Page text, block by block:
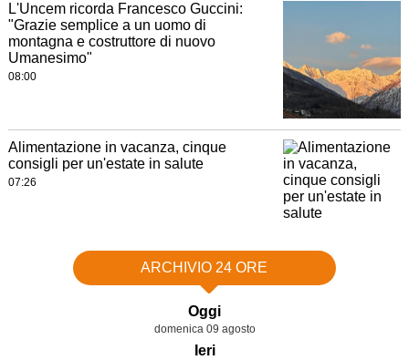
L'Uncem ricorda Francesco Guccini:
"Grazie semplice a un uomo di
montagna e costruttore di nuovo
Umanesimo"
08:00
Alimentazione in vacanza, cinque
consigli per un'estate in salute
07:26
ARCHIVIO 24 ORE
Oggi
domenica 09 agosto
Ieri